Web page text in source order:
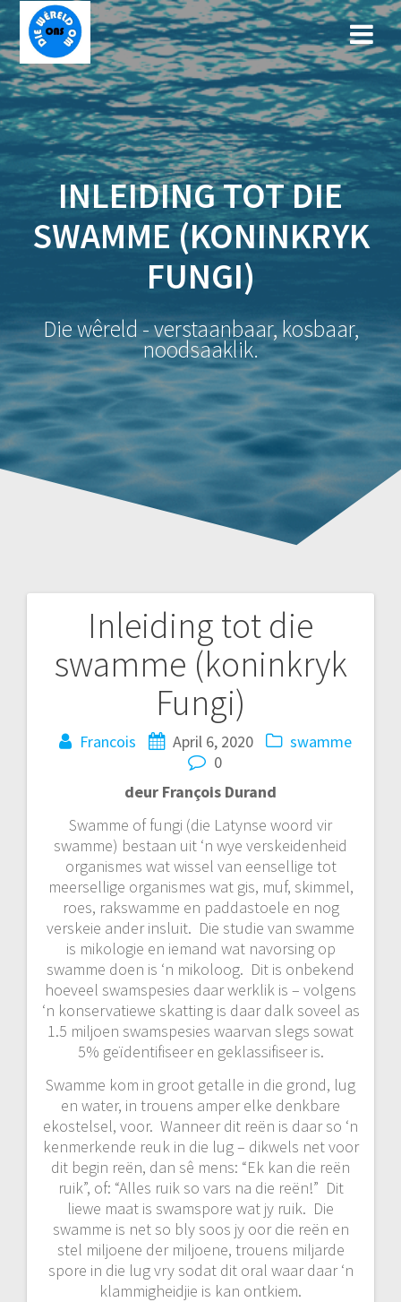
Skip
to
content
INLEIDING TOT DIE
SWAMME (KONINKRYK
FUNGI)
Die wêreld - verstaanbaar, kosbaar,
noodsaaklik.
Inleiding tot die
swamme (koninkryk
Fungi)
Francois April 6, 2020
swamme
0
deur François Durand
Swamme of fungi (die Latynse woord vir
swamme) bestaan uit ‘n wye verskeidenheid
organismes wat wissel van eensellige tot
meersellige organismes wat gis, muf, skimmel,
roes, rakswamme en paddastoele en nog
verskeie ander insluit. Die studie van swamme
is mikologie en iemand wat navorsing op
swamme doen is ‘n mikoloog. Dit is onbekend
hoeveel swamspesies daar werklik is – volgens
‘n konservatiewe skatting is daar dalk soveel as
1.5 miljoen swamspesies waarvan slegs sowat
5% geïdentifiseer en geklassifiseer is.
Swamme kom in groot getalle in die grond, lug
en water, in trouens amper elke denkbare
ekostelsel, voor. Wanneer dit reën is daar so ‘n
kenmerkende reuk in die lug – dikwels net voor
dit begin reën, dan sê mens: “Ek kan die reën
ruik”, of: “Alles ruik so vars na die reën!” Dit
liewe maat is swamspore wat jy ruik. Die
swamme is net so bly soos jy oor die reën en
stel miljoene der miljoene, trouens miljarde
spore in die lug vry sodat dit oral waar daar ‘n
klammigheidjie is kan ontkiem.
navigation